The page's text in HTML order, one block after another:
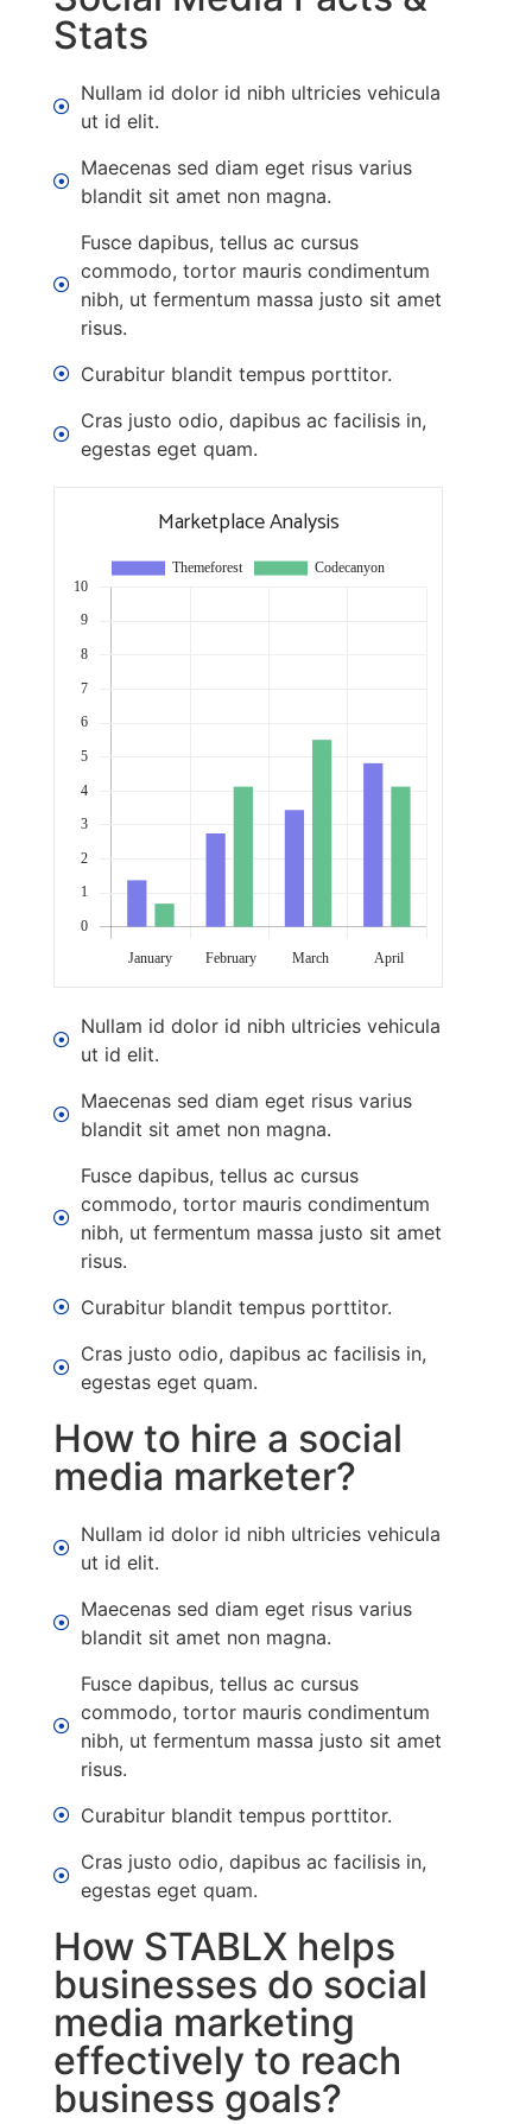
Stats
Nullam id dolor id nibh ultricies vehicula
ut id elit.
Maecenas sed diam eget risus varius
blandit sit amet non magna.
Fusce dapibus, tellus ac cursus
commodo, tortor mauris condimentum
nibh, ut fermentum massa justo sit amet
risus.
Curabitur blandit tempus porttitor.
Cras justo odio, dapibus ac facilisis in,
egestas eget quam.
Nullam id dolor id nibh ultricies vehicula
ut id elit.
Maecenas sed diam eget risus varius
blandit sit amet non magna.
Fusce dapibus, tellus ac cursus
commodo, tortor mauris condimentum
nibh, ut fermentum massa justo sit amet
risus.
Curabitur blandit tempus porttitor.
Cras justo odio, dapibus ac facilisis in,
egestas eget quam.
How to hire a social
media marketer?
Nullam id dolor id nibh ultricies vehicula
ut id elit.
Maecenas sed diam eget risus varius
blandit sit amet non magna.
Fusce dapibus, tellus ac cursus
commodo, tortor mauris condimentum
nibh, ut fermentum massa justo sit amet
risus.
Curabitur blandit tempus porttitor.
Cras justo odio, dapibus ac facilisis in,
egestas eget quam.
How STABLX helps
businesses do social
media marketing
effectively to reach
business goals?